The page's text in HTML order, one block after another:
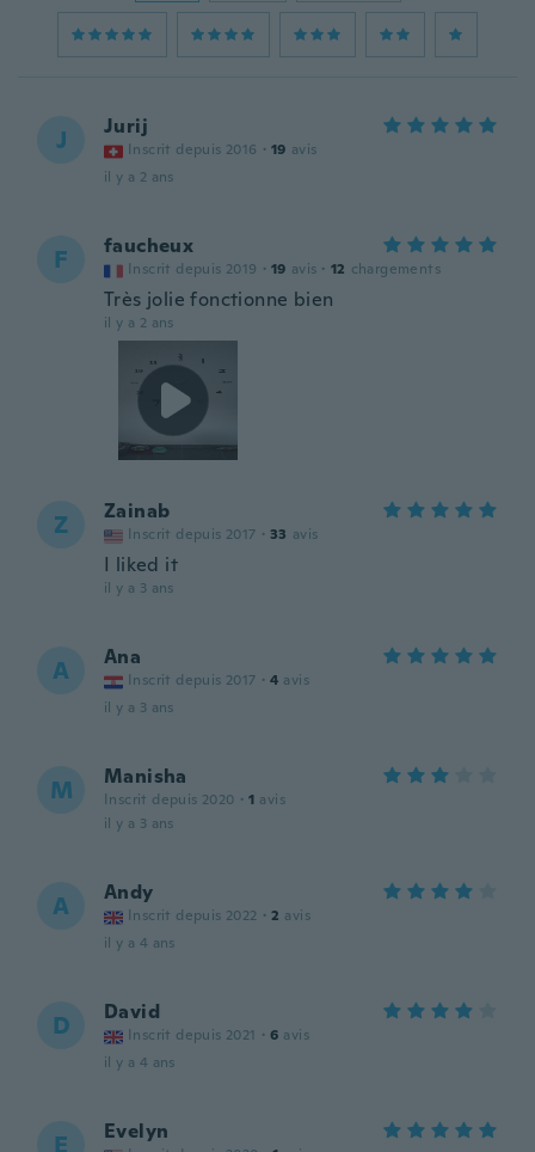
J Jurij
Inscrit depuis 2016 · 19 avis
il y a 2 ans
F faucheux
Inscrit depuis 2019 · 19 avis · 12 chargements
Très jolie fonctionne bien
il y a 2 ans
Z Zainab
Inscrit depuis 2017 · 33 avis
I liked it
il y a 3 ans
A Ana
Inscrit depuis 2017 · 4 avis
il y a 3 ans
M Manisha
Inscrit depuis 2020 · 1 avis
il y a 3 ans
A Andy
Inscrit depuis 2022 · 2 avis
il y a 4 ans
D David
Inscrit depuis 2021 · 6 avis
il y a 4 ans
E Evelyn